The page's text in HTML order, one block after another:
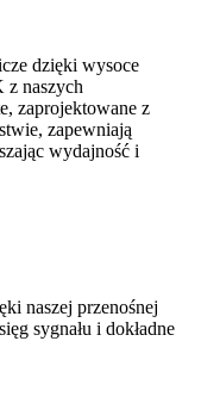
dzięki wysoce
z naszych
zaprojektowane z
zapewniają
wydajność i
naszej przenośnej
sygnału i dokładne